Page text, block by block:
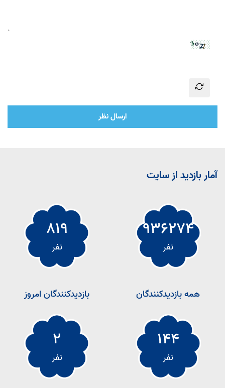
ارسال نظر
آمار بازدید از سایت
936274
نفر
همه بازدیدکنندگان
819
نفر
بازدیدکنندگان امروز
144
نفر
2
نفر